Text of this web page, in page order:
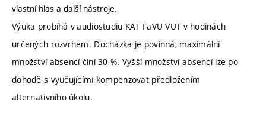
vlastní hlas a další nástroje.
Výuka probíhá v audiostudiu KAT FaVU VUT v hodinách
určených rozvrhem. Docházka je povinná, maximální
množství absencí činí 30 %. Vyšší množství absencí lze po
dohodě s vyučujícími kompenzovat předložením
alternativního úkolu.